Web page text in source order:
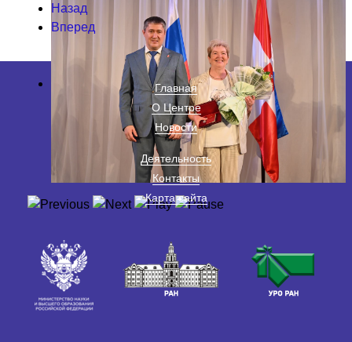
Назад
Вперед
Главная
О Центре
Новости
Деятельность
Контакты
Карта сайта